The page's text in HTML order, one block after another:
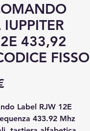
IUPPITER
433,92
FISSO
Label RJW 12E
433.92 Mhz